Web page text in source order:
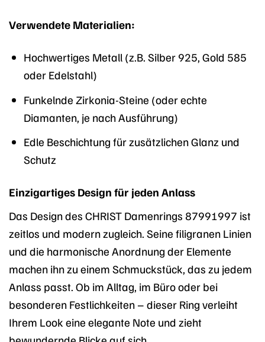
Verwendete Materialien:
Hochwertiges Metall (z.B. Silber 925, Gold 585
oder Edelstahl)
Funkelnde Zirkonia-Steine (oder echte
Diamanten, je nach Ausführung)
Edle Beschichtung für zusätzlichen Glanz und
Schutz
Einzigartiges Design für jeden Anlass
Das Design des CHRIST Damenrings 87991997 ist
zeitlos und modern zugleich. Seine filigranen Linien
und die harmonische Anordnung der Elemente
machen ihn zu einem Schmuckstück, das zu jedem
Anlass passt. Ob im Alltag, im Büro oder bei
besonderen Festlichkeiten – dieser Ring verleiht
Ihrem Look eine elegante Note und zieht